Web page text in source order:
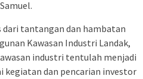
tantangan dan hambatan
Kawasan Industri Landak,
industri tentulah menjadi
kegiatan dan pencarian investor